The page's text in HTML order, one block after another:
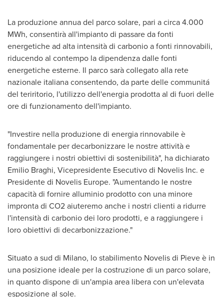
La produzione annua del parco solare, pari a circa 4.000
MWh, consentirà all'impianto di passare da fonti
energetiche ad alta intensità di carbonio a fonti rinnovabili,
riducendo al contempo la dipendenza dalle fonti
energetiche esterne. Il parco sarà collegato alla rete
nazionale italiana consentendo, da parte delle communitá
del teriritorio, l'utilizzo dell'energia prodotta al di fuori delle
ore di funzionamento dell'impianto.
"Investire nella produzione di energia rinnovabile è
fondamentale per decarbonizzare le nostre attività e
raggiungere i nostri obiettivi di sostenibilità", ha dichiarato
Emilio Braghi, Vicepresidente Esecutivo di Novelis Inc. e
Presidente di Novelis Europe. "Aumentando le nostre
capacità di fornire alluminio prodotto con una minore
impronta di CO2 aiuteremo anche i nostri clienti a ridurre
l'intensità di carbonio dei loro prodotti, e a raggiungere i
loro obiettivi di decarbonizzazione."
Situato a sud di Milano, lo stabilimento Novelis di Pieve è in
una posizione ideale per la costruzione di un parco solare,
in quanto dispone di un'ampia area libera con un'elevata
esposizione al sole.